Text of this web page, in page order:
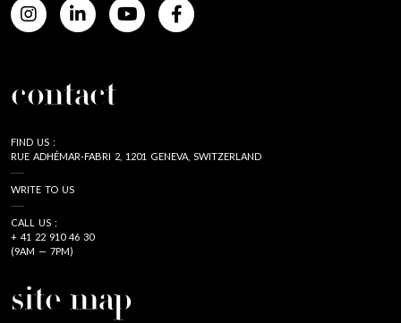
contact
FIND US :
RUE ADHÉMAR-FABRI 2, 1201 GENEVA, SWITZERLAND
WRITE TO US
CALL US :
+ 41 22 910 46 30
(9AM — 7PM)
site map